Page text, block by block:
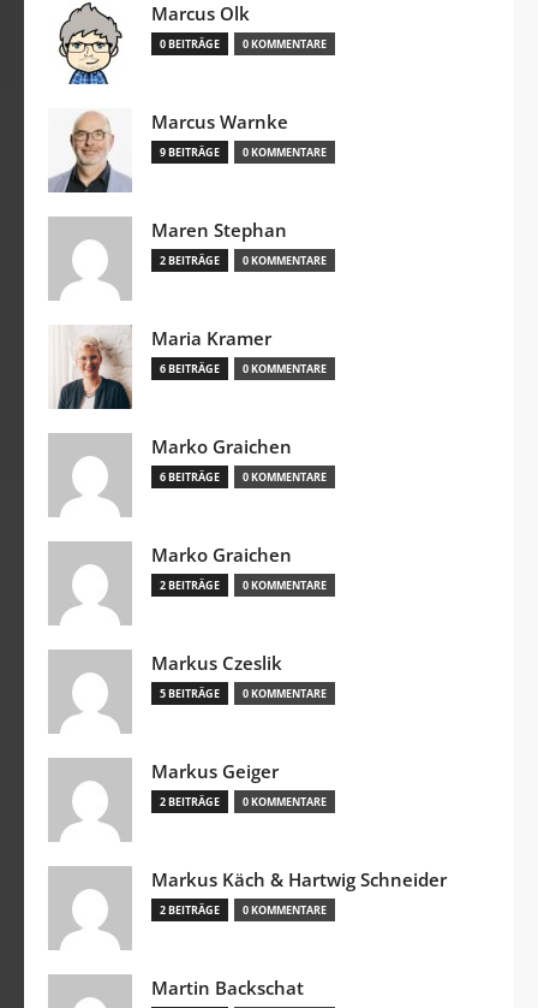
Marcus Olk
0 BEITRÄGE 0 KOMMENTARE
Marcus Warnke
9 BEITRÄGE 0 KOMMENTARE
Maren Stephan
2 BEITRÄGE 0 KOMMENTARE
Maria Kramer
6 BEITRÄGE 0 KOMMENTARE
Marko Graichen
6 BEITRÄGE 0 KOMMENTARE
Marko Graichen
2 BEITRÄGE 0 KOMMENTARE
Markus Czeslik
5 BEITRÄGE 0 KOMMENTARE
Markus Geiger
2 BEITRÄGE 0 KOMMENTARE
Markus Käch & Hartwig Schneider
2 BEITRÄGE 0 KOMMENTARE
Martin Backschat